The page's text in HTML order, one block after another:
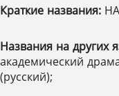
Краткие названия:
Названия на других
академический
(русский);